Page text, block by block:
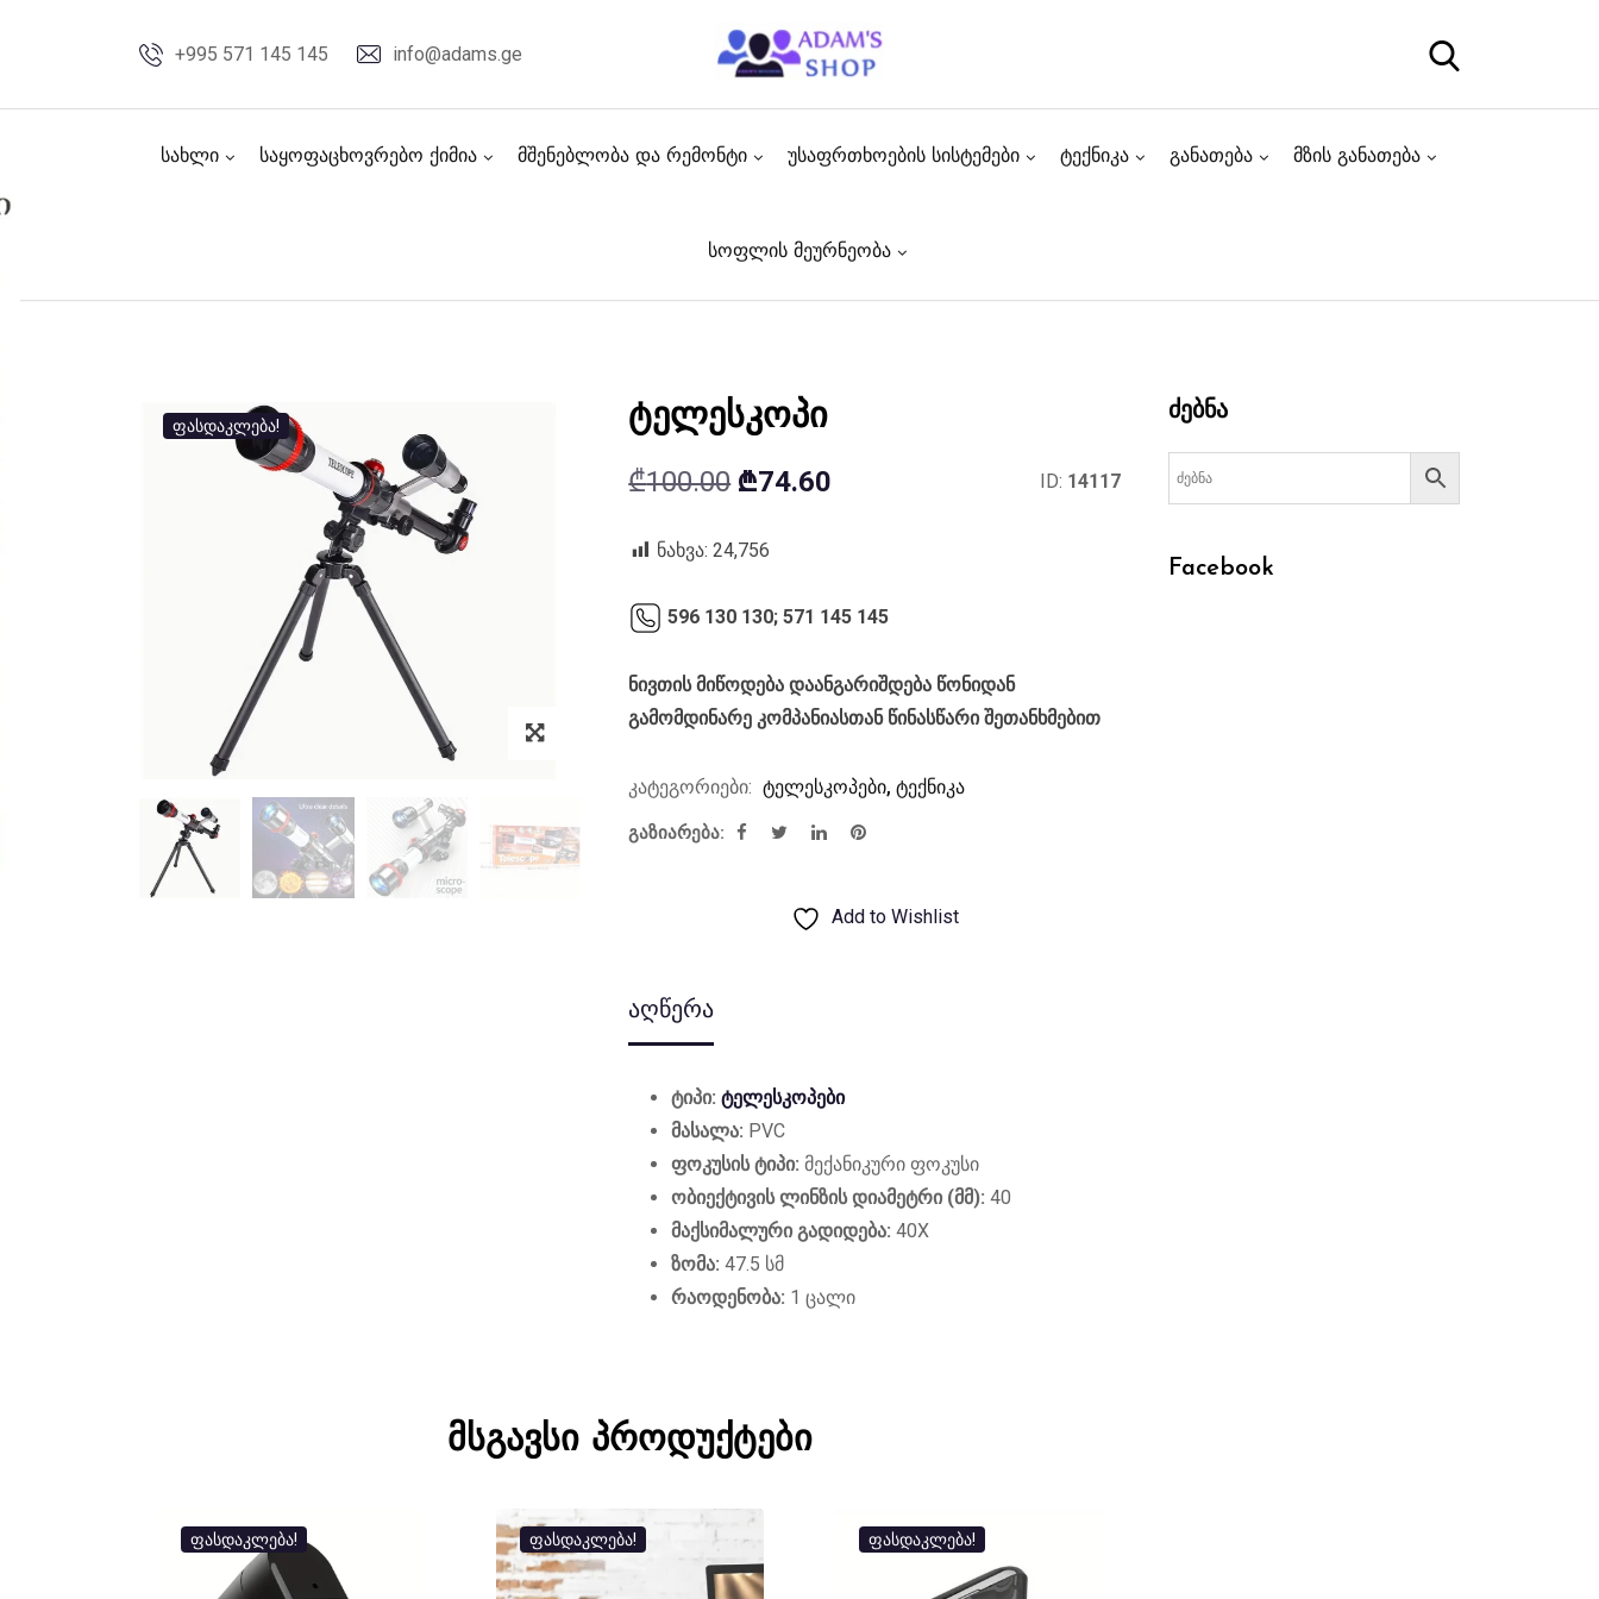
+995 571 145 145 info@adams.ge
სახლი საყოფაცხოვრებო ქიმია მშენებლობა და რემონტი უსაფრთხოების სისტემები ტექნიკა განათება მზის განათება
სოფლის მეურნეობა
ფასდაკლება! ტელესკოპი
₾100.00 Original
was:
₾74.60 ID: 14117
ნახვა: 24,756
596 130 130; 571 145 145
ნივთის მიწოდება დაანგარიშდება წონიდან
გამომდინარე კომპანიასთან წინასწარი შეთანხმებით
კატეგორიები: ტელესკოპები,ტექნიკა
გაზიარება:
Add to Wishlist
აღწერა
ტიპი:ტელესკოპები
მასალა: PVC
ფოკუსის ტიპი: მექანიკური ფოკუსი
ობიექტივის ლინზის დიამეტრი (მმ): 40
მაქსიმალური გადიდება: 40X
ზომა: 47.5 სმ
რაოდენობა: 1 ცალი
მსგავსი პროდუქტები
ფასდაკლება! ფასდაკლება! ფასდაკლება!
ძებნა
Facebook